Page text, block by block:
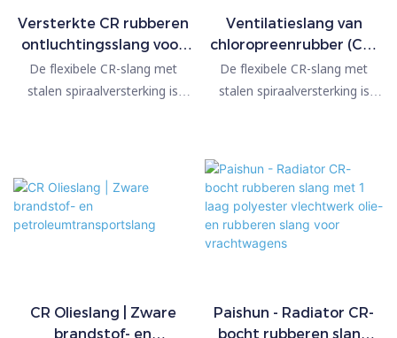
Versterkte CR rubberen
ontluchtingsslang voor
zware toepassingen
De flexibele CR-slang met
stalen spiraalversterking is
gewone rubberen slangen
kunnen inklappen. De
ingebedde roestvrijstalen
uitstekende flexibiliteit.
Ventilatieslang van
chloropreenrubber (CR)
voor industriële en
automobieltoepassingen
De flexibele CR-slang met
stalen spiraalversterking is
gewone rubberen slangen
kunnen inklappen. De
ingebedde roestvrijstalen
spiraal biedt uitstekende
uitstekende flexibiliteit.
CR Olieslang | Zware
brandstof- en
Paishun - Radiator CR-
bocht rubberen slang